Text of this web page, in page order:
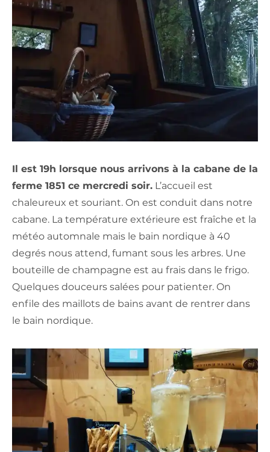
Il est 19h lorsque nous arrivons à la cabane de la
ferme 1851 ce mercredi soir. L’accueil est
chaleureux et souriant. On est conduit dans notre
cabane. La température extérieure est fraîche et la
météo automnale mais le bain nordique à 40
degrés nous attend, fumant sous les arbres. Une
bouteille de champagne est au frais dans le frigo.
Quelques douceurs salées pour patienter. On
enfile des maillots de bains avant de rentrer dans
le bain nordique.